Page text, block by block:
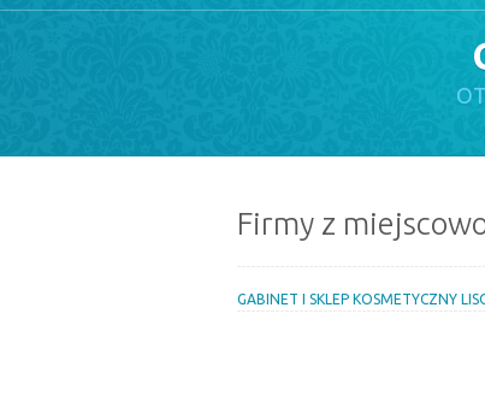
Firmy z
GABINET I SKLEP KOSMETYCZNY